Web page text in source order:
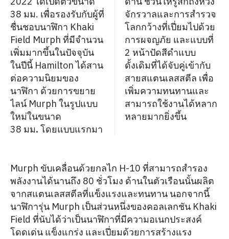
38 มม. เพื่อรองรับกับผู้ที่
ชื่นชอบนาฬิกา Khaki
Field Murph ที่มีจำนวน
เพิ่มมากขึ้นในปัจจุบัน
ในปีนี้ Hamilton ได้สาน
ต่อความนิยมของ
นาฬิกา ด้วยการขยาย
ไลน์ Murph ในรูปแบบ
ใหม่ในขนาด
38 มม. โดยแบบแรกมา
จักรวาลและการสำรวจ
โลกกว้างที่เปี่ยมไปด้วย
การผจญภัย และแบบที่
2 หน้าปัดสีดำแบบ
ดั้งเดิมที่ได้จับคู่เข้ากับ
สายสแตนเลสสตีล เพื่อ
เพิ่มความทนทานและ
สามารถใช้งานได้หลาก
หลายมากยิ่งขึ้น
Murph ขับเคลื่อนด้วยกลไก H-10 ที่สามารถสำรอง
พลังงานได้นานถึง 80 ชั่วโมง ด้านในตัวเรือนนั้นผลิต
จากสแตนเลสสตีลที่แข็งแรงและทนทาน นอกจากนี้
นาฬิการุ่น Murph เป็นส่วนหนึ่งของคอลเลกชัน Khaki
Field ที่นับได้ว่าเป็นนาฬิกาที่มีความอเนกประสงค์
โดดเด่น แข็งแกร่ง และเปี่ยมด้วยการสร้างแรง